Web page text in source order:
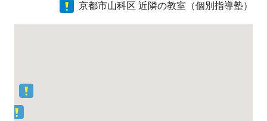
京都市山科区 近隣の教室（個別指導塾）